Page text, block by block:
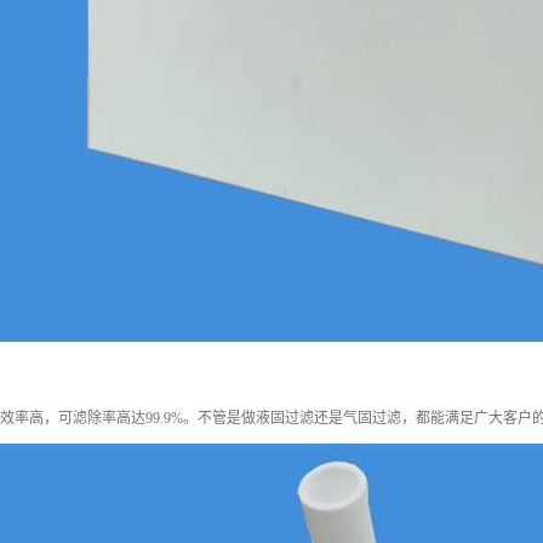
率高，可滤除率高达99.9%。不管是做液固过滤还是气固过滤，都能满足广大客户